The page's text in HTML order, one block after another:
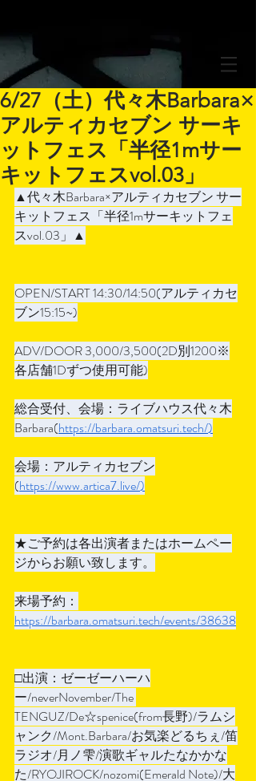
6/27（土）代々木Barbara×
アルティカセブン サーキ
ットフェス「半径1mサー
キットフェスvol.03」
▲代々木Barbara×アルティカセブン サー
キットフェス「半径1mサーキットフェ
スvol.03」▲
OPEN/START 14:30/14:50(アルティカセ
ブン15:15~)
ADV/DOOR 3,000/3,500(2D別1200※
各店舗1Dずつ使用可能)
総合受付、会場：ライブハウス代々木
Barbara(https://barbara.omatsuri.tech/)
会場：アルティカセブン
(https://www.artica7.live/)
★ご予約は各出演者またはホームペー
ジからお願い致します。
来場予約：
https://barbara.omatsuri.tech/events/38638
□出演：ゼーゼーハーハ
ー/neverNovember/The
TENGUZ/De☆spenice(from長野)/ラムシ
ャンク/Mont.Barbara/お気楽どるちぇ/笛
ラジオ/月ノ雫/演歌ギャルたなかかな
た/RYOJIROCK/nozomi(Emerald Note)/大